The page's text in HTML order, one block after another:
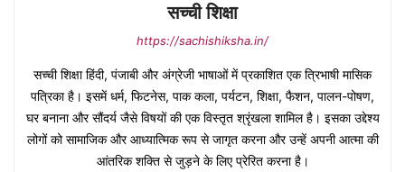
सच्ची शिक्षा
https://sachishiksha.in/
सच्ची शिक्षा हिंदी, पंजाबी और अंग्रेजी भाषाओं में प्रकाशित एक त्रिभाषी मासिक
पत्रिका है। इसमें धर्म, फिटनेस, पाक कला, पर्यटन, शिक्षा, फैशन, पालन-पोषण,
घर बनाना और सौंदर्य जैसे विषयों की एक विस्तृत श्रृंखला शामिल है। इसका उद्देश्य
लोगों को सामाजिक और आध्यात्मिक रूप से जागृत करना और उन्हें अपनी आत्मा की
आंतरिक शक्ति से जुड़ने के लिए प्रेरित करना है।